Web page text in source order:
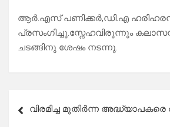
ആർ.എസ് പണിക്കർ,ഡി.എ
പ്രസംഗിച്ചു.സ്നേഹവിരുന്നും
ചടങ്ങിനു ശേഷം നടന്നു.
navigation
വിരമിച്ച മുതിർന്ന അദ്ധ്യാപകരെ